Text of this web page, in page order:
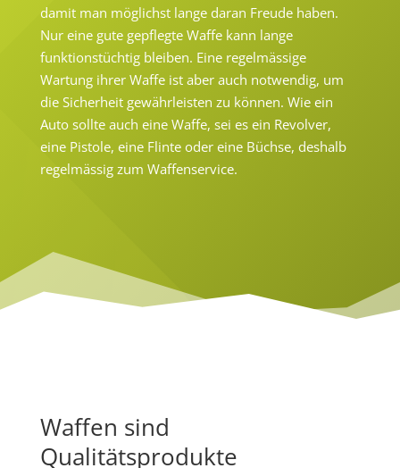
damit man möglichst lange daran Freude haben.
Nur eine gute gepflegte Waffe kann lange
funktionstüchtig bleiben. Eine regelmässige
Wartung ihrer Waffe ist aber auch notwendig, um
die Sicherheit gewährleisten zu können. Wie ein
Auto sollte auch eine Waffe, sei es ein Revolver,
eine Pistole, eine Flinte oder eine Büchse, deshalb
regelmässig zum Waffenservice.
Waffen sind
Qualitätsprodukte